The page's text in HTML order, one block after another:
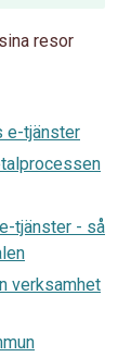
resor
e-tjänster
tjänster - så
verksamhet